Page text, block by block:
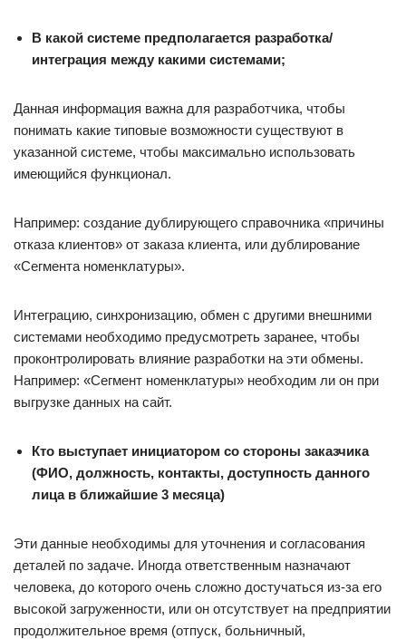
В какой системе предполагается разработка/
интеграция между какими системами;
Данная информация важна для разработчика, чтобы
понимать какие типовые возможности существуют в
указанной системе, чтобы максимально использовать
имеющийся функционал.
Например: создание дублирующего справочника «причины
отказа клиентов» от заказа клиента, или дублирование
«Сегмента номенклатуры».
Интеграцию, синхронизацию, обмен с другими внешними
системами необходимо предусмотреть заранее, чтобы
проконтролировать влияние разработки на эти обмены.
Например: «Сегмент номенклатуры» необходим ли он при
выгрузке данных на сайт.
Кто выступает инициатором со стороны заказчика
(ФИО, должность, контакты, доступность данного
лица в ближайшие 3 месяца)
Эти данные необходимы для уточнения и согласования
деталей по задаче. Иногда ответственным назначают
человека, до которого очень сложно достучаться из-за его
высокой загруженности, или он отсутствует на предприятии
продолжительное время (отпуск, больничный,